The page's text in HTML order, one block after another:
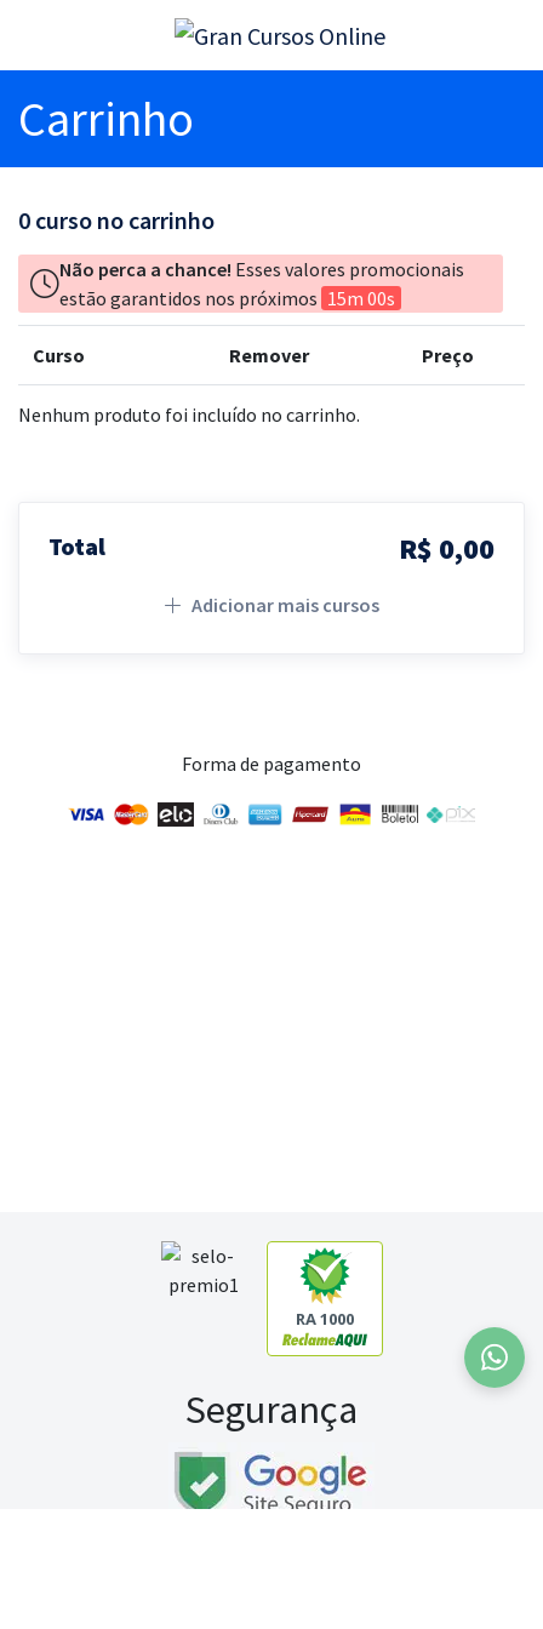
Carrinho
0 curso no carrinho
Não perca a chance! Esses valores promocionais
estão garantidos nos próximos 15m 00s
Curso Remover Preço
Nenhum produto foi incluído no carrinho.
Total R$ 0,00
Adicionar mais cursos
Forma de pagamento
RA 1000
Segurança